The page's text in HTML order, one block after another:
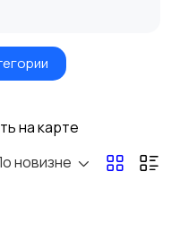
гарнитуры
Оформление
на карте
новизне